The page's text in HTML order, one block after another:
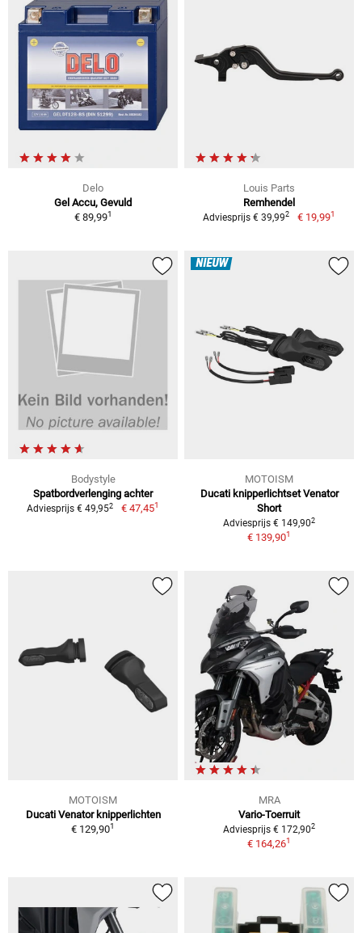
Delo
Gel Accu, Gevuld
€ 89,991
Louis Parts
Remhendel
Adviesprijs € 39,992 € 19,991
Bodystyle
Spatbordverlenging achter
Adviesprijs € 49,952 € 47,451
NIEUW
MOTOISM
Ducati knipperlichtset Venator
Short
Adviesprijs € 149,902
€ 139,901
MOTOISM
Ducati Venator knipperlichten
€ 129,901
MRA
Vario-Toerruit
Adviesprijs € 172,902
€ 164,261